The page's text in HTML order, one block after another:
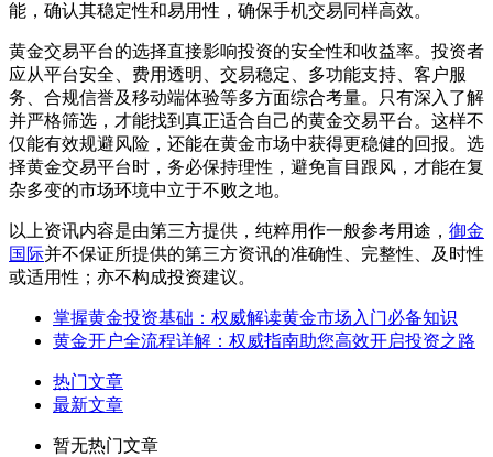
能，确认其稳定性和易用性，确保手机交易同样高效。
黄金交易平台的选择直接影响投资的安全性和收益率。投资者
应从平台安全、费用透明、交易稳定、多功能支持、客户服
务、合规信誉及移动端体验等多方面综合考量。只有深入了解
并严格筛选，才能找到真正适合自己的黄金交易平台。这样不
仅能有效规避风险，还能在黄金市场中获得更稳健的回报。选
择黄金交易平台时，务必保持理性，避免盲目跟风，才能在复
杂多变的市场环境中立于不败之地。
以上资讯内容是由第三方提供，纯粹用作一般参考用途， 御金
国际并不保证所提供的第三方资讯的准确性、完整性、及时性
或适用性；亦不构成投资建议。
掌握黄金投资基础：权威解读黄金市场入门必备知识
黄金开户全流程详解：权威指南助您高效开启投资之路
热门文章
最新文章
暂无热门文章